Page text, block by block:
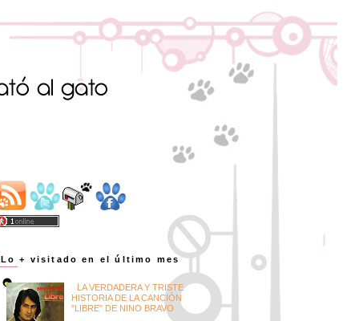
Lo + visitado en el último mes
LA VERDADERA Y TRISTE
HISTORIA DE LA CANCIÓN
"LIBRE" DE NINO BRAVO